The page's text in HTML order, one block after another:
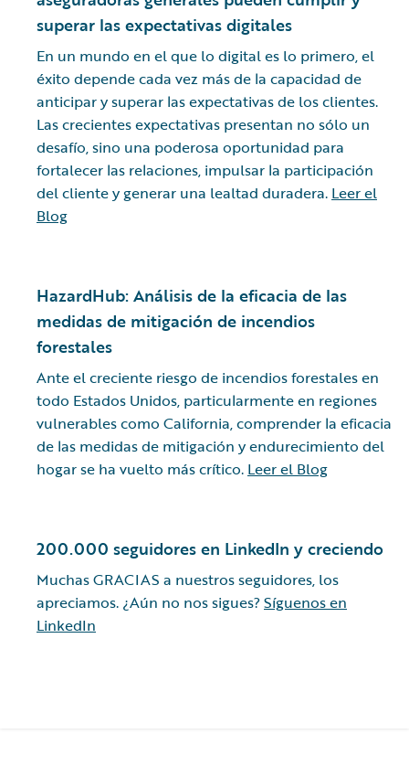
superar las expectativas digitales
En un mundo en el que lo digital es lo primero, el
éxito depende cada vez más de la capacidad de
anticipar y superar las expectativas de los clientes.
Las crecientes expectativas presentan no sólo un
desafío, sino una poderosa oportunidad para
fortalecer las relaciones, impulsar la participación
del cliente y generar una lealtad duradera. Leer el
Blog
HazardHub: Análisis de la eficacia de las
medidas de mitigación de incendios
forestales
Ante el creciente riesgo de incendios forestales en
todo Estados Unidos, particularmente en regiones
vulnerables como California, comprender la eficacia
de las medidas de mitigación y endurecimiento del
hogar se ha vuelto más crítico. Leer el Blog
200.000 seguidores en LinkedIn y creciendo
Muchas GRACIAS a nuestros seguidores, los
apreciamos. ¿Aún no nos sigues?Síguenos en
LinkedIn